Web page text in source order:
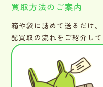
買取方法のご案内
箱や袋に詰めて送るだけ
配買取の流れをご紹介して